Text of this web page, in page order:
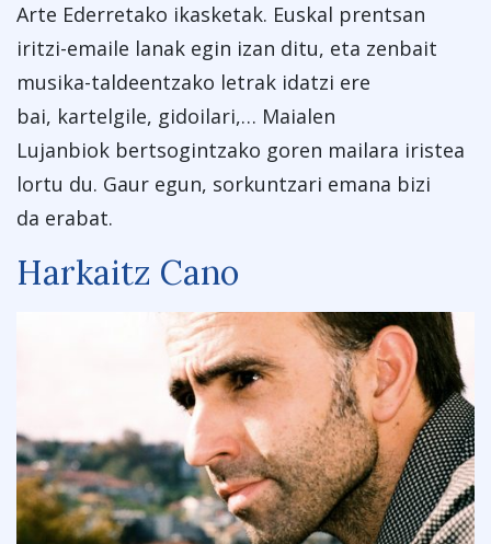
Arte Ederretako ikasketak. Euskal prentsan
iritzi-emaile lanak egin izan ditu, eta zenbait
musika-taldeentzako letrak idatzi ere
bai, kartelgile, gidoilari,… Maialen
Lujanbiok bertsogintzako goren mailara iristea
lortu du. Gaur egun, sorkuntzari emana bizi
da erabat.
Harkaitz Cano